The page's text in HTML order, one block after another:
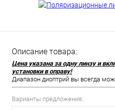
Описание товара:
Цена указана за одну линзу и
установки в оправу!
Диапазон диоптрий вы всегда
Варианты предложения::